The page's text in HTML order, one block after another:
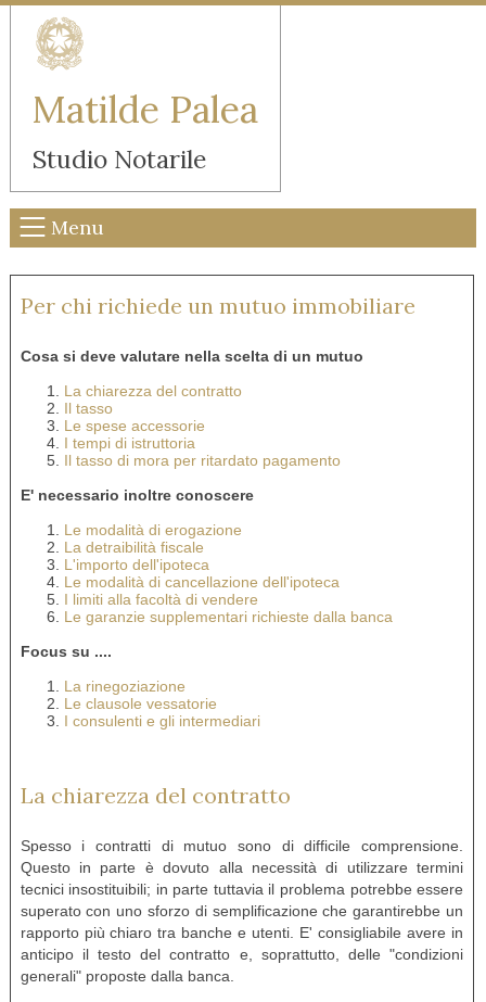
Matilde Palea
Studio Notarile
Menu
Per chi richiede un mutuo immobiliare
Cosa si deve valutare nella scelta di un mutuo
La chiarezza del contratto
Il tasso
Le spese accessorie
I tempi di istruttoria
Il tasso di mora per ritardato pagamento
E' necessario inoltre conoscere
Le modalità di erogazione
La detraibilità fiscale
L'importo dell'ipoteca
Le modalità di cancellazione dell'ipoteca
I limiti alla facoltà di vendere
Le garanzie supplementari richieste dalla banca
Focus su ....
La rinegoziazione
Le clausole vessatorie
I consulenti e gli intermediari
La chiarezza del contratto
Spesso i contratti di mutuo sono di difficile comprensione.
Questo in parte è dovuto alla necessità di utilizzare termini
tecnici insostituibili; in parte tuttavia il problema potrebbe essere
superato con uno sforzo di semplificazione che garantirebbe un
rapporto più chiaro tra banche e utenti. E' consigliabile avere in
anticipo il testo del contratto e, soprattutto, delle "condizioni
generali" proposte dalla banca.